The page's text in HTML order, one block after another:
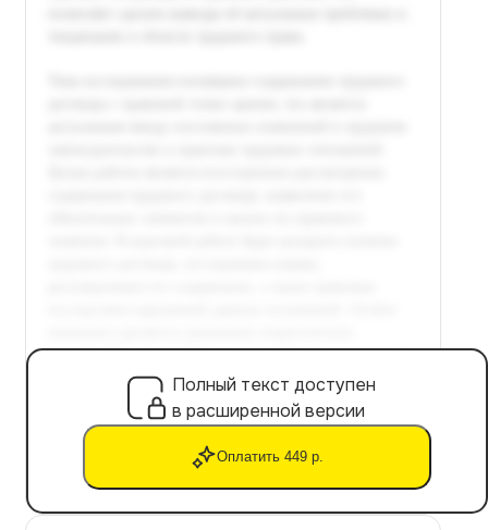
Полный текст доступен
в расширенной версии
Оплатить 449 р.